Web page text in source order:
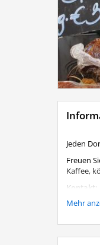
Jeden
Freuen
Kaffee,
Kontakt:
Mehr